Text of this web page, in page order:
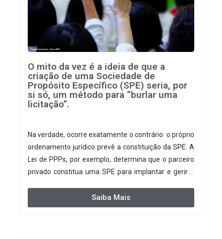
O mito da vez é a ideia de que a
criação de uma Sociedade de
Propósito Específico (SPE) seria, por
si só, um método para “burlar uma
licitação”.
Na verdade, ocorre exatamente o contrário: o próprio
ordenamento jurídico prevê a constituição da SPE. A
Lei de PPPs, por exemplo, determina que o parceiro
privado constitua uma SPE para implantar e gerir o
licitação” é um requisito legal da operação. Na Lei de
Concessões, a figura é facultativa e sujeita a uma
Saiba Mais